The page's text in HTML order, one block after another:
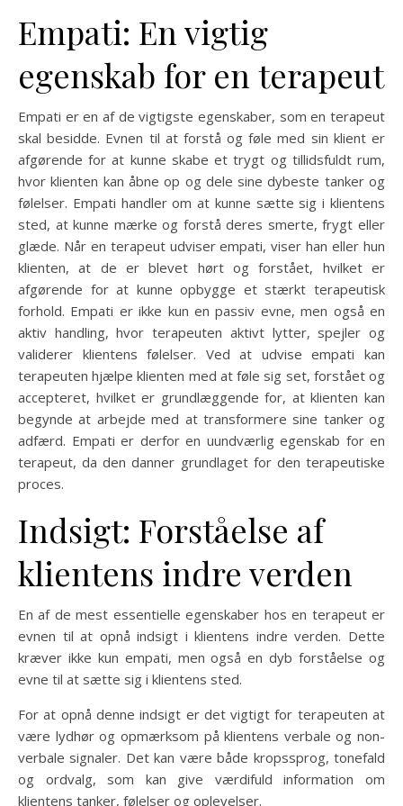
Empati: En vigtig
egenskab for en terapeut
Empati er en af de vigtigste egenskaber, som en terapeut
skal besidde. Evnen til at forstå og føle med sin klient er
afgørende for at kunne skabe et trygt og tillidsfuldt rum,
hvor klienten kan åbne op og dele sine dybeste tanker og
følelser. Empati handler om at kunne sætte sig i klientens
sted, at kunne mærke og forstå deres smerte, frygt eller
glæde. Når en terapeut udviser empati, viser han eller hun
klienten, at de er blevet hørt og forstået, hvilket er
afgørende for at kunne opbygge et stærkt terapeutisk
forhold. Empati er ikke kun en passiv evne, men også en
aktiv handling, hvor terapeuten aktivt lytter, spejler og
validerer klientens følelser. Ved at udvise empati kan
terapeuten hjælpe klienten med at føle sig set, forstået og
accepteret, hvilket er grundlæggende for, at klienten kan
begynde at arbejde med at transformere sine tanker og
adfærd. Empati er derfor en uundværlig egenskab for en
terapeut, da den danner grundlaget for den terapeutiske
proces.
Indsigt: Forståelse af
klientens indre verden
En af de mest essentielle egenskaber hos en terapeut er
evnen til at opnå indsigt i klientens indre verden. Dette
kræver ikke kun empati, men også en dyb forståelse og
evne til at sætte sig i klientens sted.
For at opnå denne indsigt er det vigtigt for terapeuten at
være lydhør og opmærksom på klientens verbale og non-
verbale signaler. Det kan være både kropssprog, tonefald
og ordvalg, som kan give værdifuld information om
klientens tanker, følelser og oplevelser.